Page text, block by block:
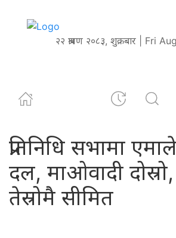
२२ श्रावण २०८३, शुक्रबार | Fri
प्रतिनिधि सभामा
दल, माओवादी
तेस्रोमै सीमित